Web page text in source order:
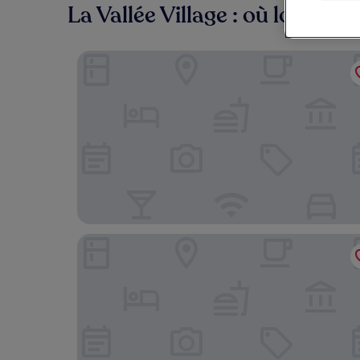
La Vallée Village : où loger à
Aparthotel Adagio Val d'Europe près de